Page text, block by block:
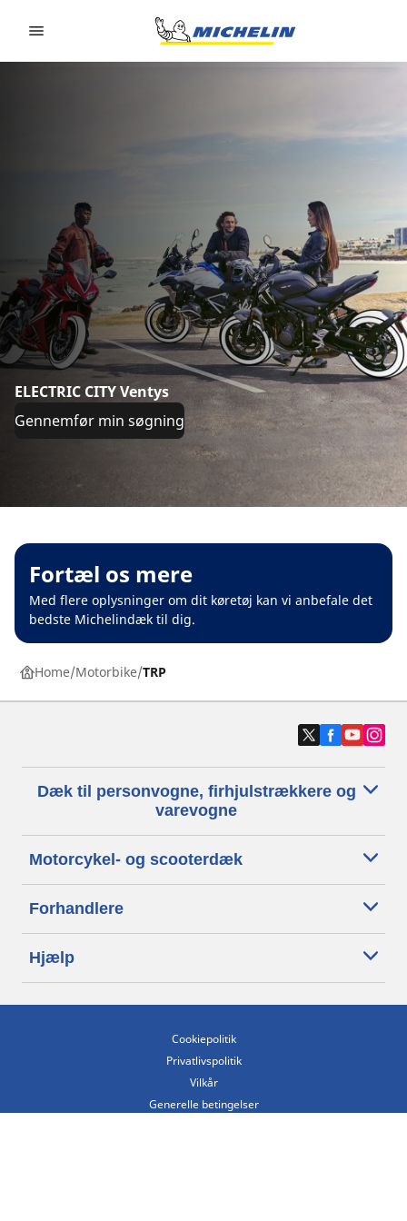
ELECTRIC CITY Ventys
Gennemfør min søgning
Fortæl os mere
Med flere oplysninger om dit køretøj kan vi anbefale det
bedste Michelindæk til dig.
Home Motorbike TRP
Dæk til personvogne, firhjulstrækkere og
varevogne
Motorcykel- og scooterdæk
Forhandlere
Hjælp
Cookiepolitik
Privatlivspolitik
Vilkår
Generelle betingelser